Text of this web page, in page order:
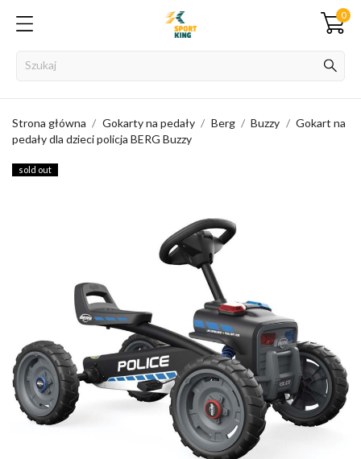
0
Strona główna Gokarty na pedały Berg Buzzy
Gokart na
pedały dla dzieci policja BERG Buzzy
sold out